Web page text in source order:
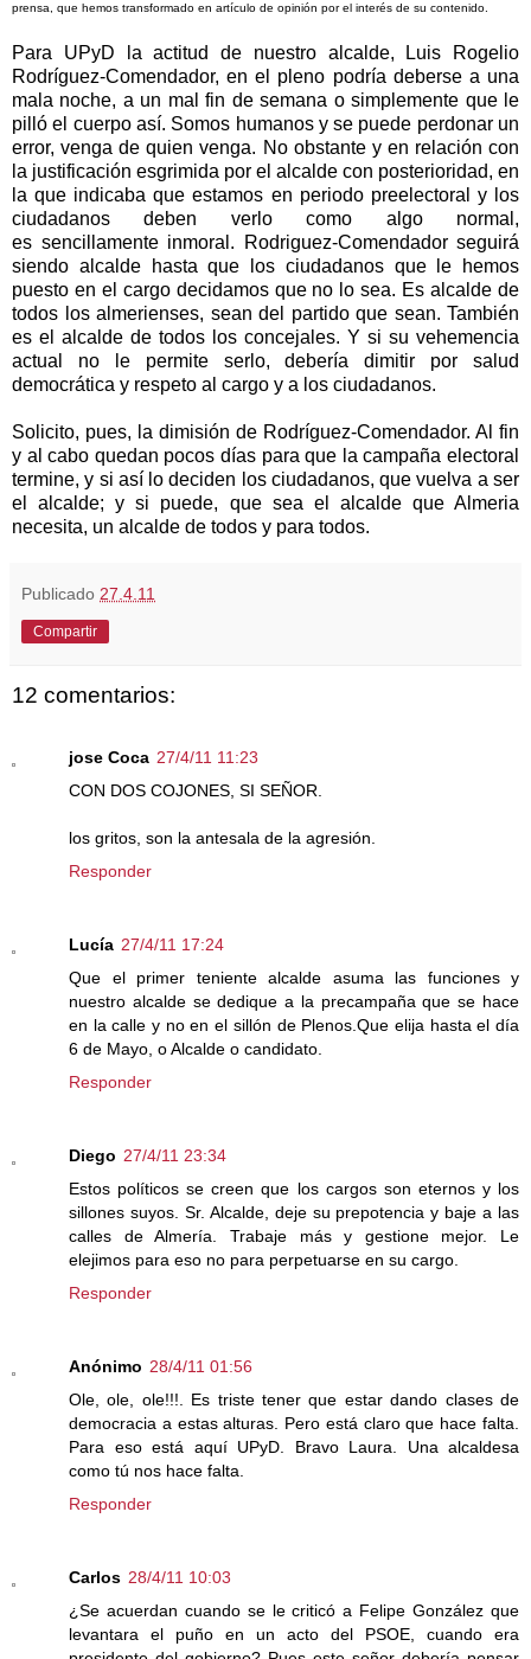
prensa, que hemos transformado en artículo de opinión por el interés de su contenido.
Para UPyD la actitud de nuestro alcalde, Luis Rogelio
Rodríguez-Comendador, en el pleno podría deberse a una
mala noche, a un mal fin de semana o simplemente que le
pilló el cuerpo así. Somos humanos y se puede perdonar un
error, venga de quien venga. No obstante y en relación con
la justificación esgrimida por el alcalde con posterioridad, en
la que indicaba que estamos en periodo preelectoral y los
ciudadanos deben verlo como algo normal,
es sencillamente inmoral. Rodriguez-Comendador seguirá
siendo alcalde hasta que los ciudadanos que le hemos
puesto en el cargo decidamos que no lo sea. Es alcalde de
todos los almerienses, sean del partido que sean. También
es el alcalde de todos los concejales. Y si su vehemencia
actual no le permite serlo, debería dimitir por salud
democrática y respeto al cargo y a los ciudadanos.
Solicito, pues, la dimisión de Rodríguez-Comendador. Al fin
y al cabo quedan pocos días para que la campaña electoral
termine, y si así lo deciden los ciudadanos, que vuelva a ser
el alcalde; y si puede, que sea el alcalde que Almeria
necesita, un alcalde de todos y para todos.
Publicado 27.4.11
Compartir
12 comentarios:
jose Coca 27/4/11 11:23
CON DOS COJONES, SI SEÑOR.
los gritos, son la antesala de la agresión.
Responder
Lucía 27/4/11 17:24
Que el primer teniente alcalde asuma las funciones y
nuestro alcalde se dedique a la precampaña que se hace
en la calle y no en el sillón de Plenos.Que elija hasta el día
6 de Mayo, o Alcalde o candidato.
Responder
Diego 27/4/11 23:34
Estos políticos se creen que los cargos son eternos y los
sillones suyos. Sr. Alcalde, deje su prepotencia y baje a las
calles de Almería. Trabaje más y gestione mejor. Le
elejimos para eso no para perpetuarse en su cargo.
Responder
Anónimo 28/4/11 01:56
Ole, ole, ole!!!. Es triste tener que estar dando clases de
democracia a estas alturas. Pero está claro que hace falta.
Para eso está aquí UPyD. Bravo Laura. Una alcaldesa
como tú nos hace falta.
Responder
Carlos 28/4/11 10:03
¿Se acuerdan cuando se le criticó a Felipe González que
levantara el puño en un acto del PSOE, cuando era